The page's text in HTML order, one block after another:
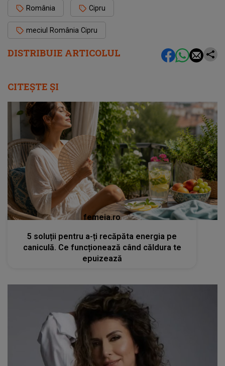
DISTRIBUIE ARTICOLUL
România Cipru
meciul România Cipru
CITEȘTE ȘI
femeia.ro
5 soluții pentru a-ți recăpăta energia pe
caniculă. Ce funcționează când căldura te
epuizează